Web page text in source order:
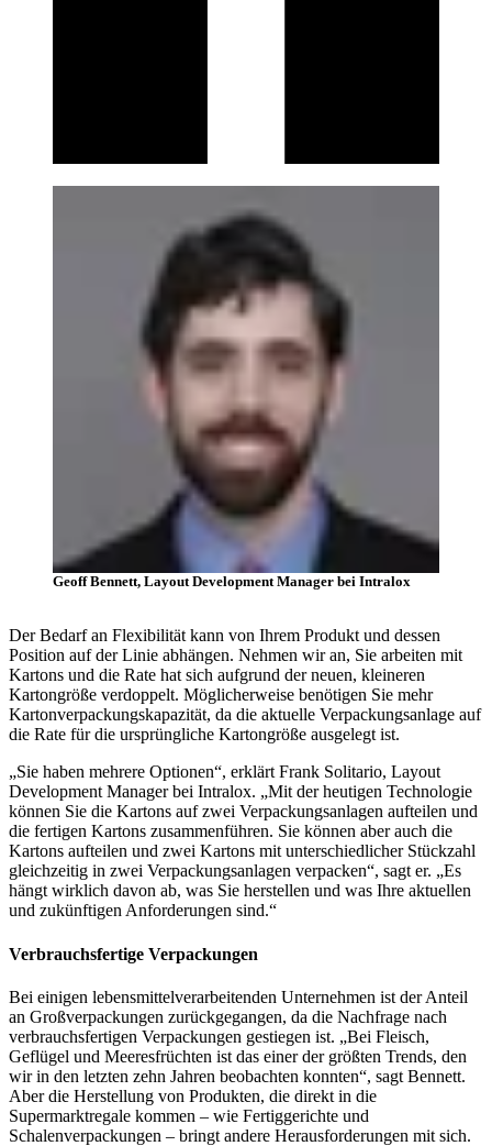
Geoff Bennett, Layout Development Manager bei Intralox
Der Bedarf an Flexibilität kann von Ihrem Produkt und dessen
Position auf der Linie abhängen. Nehmen wir an, Sie arbeiten mit
Kartons und die Rate hat sich aufgrund der neuen, kleineren
Kartongröße verdoppelt. Möglicherweise benötigen Sie mehr
Kartonverpackungskapazität, da die aktuelle Verpackungsanlage auf
die Rate für die ursprüngliche Kartongröße ausgelegt ist.
„Sie haben mehrere Optionen“, erklärt Frank Solitario, Layout
Development Manager bei Intralox. „Mit der heutigen Technologie
können Sie die Kartons auf zwei Verpackungsanlagen aufteilen und
die fertigen Kartons zusammenführen. Sie können aber auch die
Kartons aufteilen und zwei Kartons mit unterschiedlicher Stückzahl
gleichzeitig in zwei Verpackungsanlagen verpacken“, sagt er. „Es
hängt wirklich davon ab, was Sie herstellen und was Ihre aktuellen
und zukünftigen Anforderungen sind.“
Verbrauchsfertige Verpackungen
Bei einigen lebensmittelverarbeitenden Unternehmen ist der Anteil
an Großverpackungen zurückgegangen, da die Nachfrage nach
verbrauchsfertigen Verpackungen gestiegen ist. „Bei Fleisch,
Geflügel und Meeresfrüchten ist das einer der größten Trends, den
wir in den letzten zehn Jahren beobachten konnten“, sagt Bennett.
Aber die Herstellung von Produkten, die direkt in die
Supermarktregale kommen – wie Fertiggerichte und
Schalenverpackungen – bringt andere Herausforderungen mit sich.